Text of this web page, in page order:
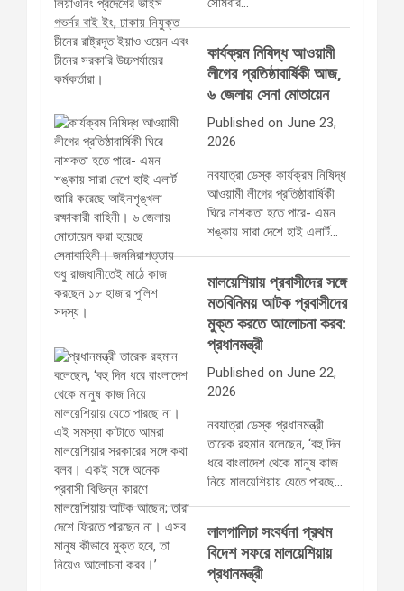
কার্যক্রম নিষিদ্ধ আওয়ামী
লীগের প্রতিষ্ঠাবার্ষিকী আজ,
৬ জেলায় সেনা মোতায়েন
Published on June 23,
2026
নবযাত্রা ডেস্ক কার্যক্রম নিষিদ্ধ
আওয়ামী লীগের প্রতিষ্ঠাবার্ষিকী
ঘিরে নাশকতা হতে পারে- এমন
শঙ্কায় সারা দেশে হাই এলার্ট…
মালয়েশিয়ায় প্রবাসীদের সঙ্গে
মতবিনিময় আটক প্রবাসীদের
মুক্ত করতে আলোচনা করব:
প্রধানমন্ত্রী
Published on June 22,
2026
নবযাত্রা ডেস্ক প্রধানমন্ত্রী
তারেক রহমান বলেছেন, ‘বহু দিন
ধরে বাংলাদেশ থেকে মানুষ কাজ
নিয়ে মালয়েশিয়ায় যেতে পারছে…
লালগালিচা সংবর্ধনা প্রথম
বিদেশ সফরে মালয়েশিয়ায়
প্রধানমন্ত্রী